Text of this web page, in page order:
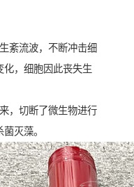
紊流波，不断冲击细
化，细胞因此丧失生
，切断了微生物进行
灭藻。